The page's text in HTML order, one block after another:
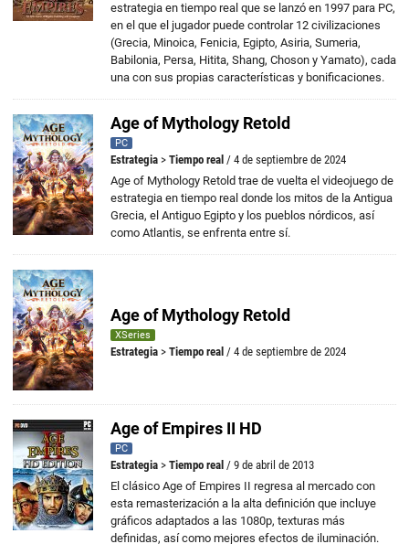
estrategia en tiempo real que se lanzó en 1997 para PC,
en el que el jugador puede controlar 12 civilizaciones
(Grecia, Minoica, Fenicia, Egipto, Asiria, Sumeria,
Babilonia, Persa, Hitita, Shang, Choson y Yamato), cada
una con sus propias características y bonificaciones.
Age of Mythology Retold
PC
Estrategia > Tiempo real / 4 de septiembre de 2024
Age of Mythology Retold trae de vuelta el videojuego de
estrategia en tiempo real donde los mitos de la Antigua
Grecia, el Antiguo Egipto y los pueblos nórdicos, así
como Atlantis, se enfrenta entre sí.
Age of Mythology Retold
XSeries
Estrategia > Tiempo real / 4 de septiembre de 2024
Age of Empires II HD
PC
Estrategia > Tiempo real / 9 de abril de 2013
El clásico Age of Empires II regresa al mercado con
esta remasterización a la alta definición que incluye
gráficos adaptados a las 1080p, texturas más
definidas, así como mejores efectos de iluminación.